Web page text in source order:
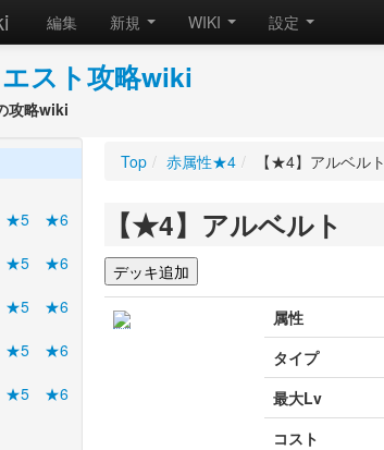
編集 新規 WIKI 設定
スト攻略wiki
攻略wiki
★5
★6
★5
★6
★5
★6
★5
★6
★5
★6
Top / 赤属性★4 / 【★4】アルベルト
【★4】アルベルト
属性
タイプ
最大Lv
コスト